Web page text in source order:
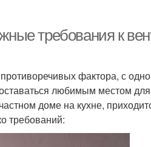
требования к
фактора, с
любимым местом
доме на кухне,
требований: